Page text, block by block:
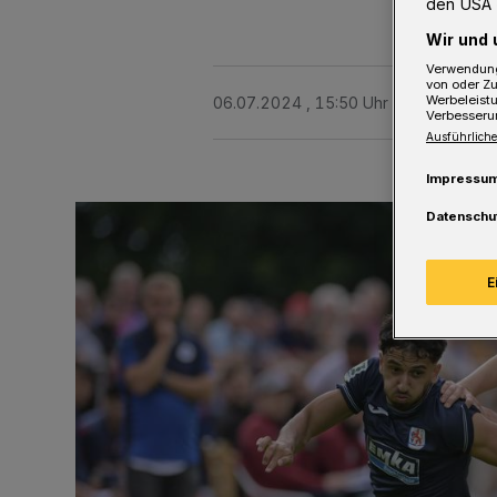
06.07.2024 , 15:50 Uhr 2 Minuten
den USA
Wir und
von oder